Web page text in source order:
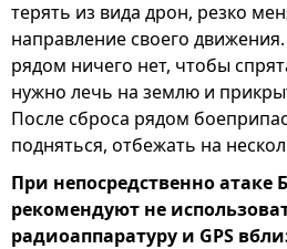
терять из вида дрон, резко
направление своего
рядом ничего нет, чтобы
нужно лечь на землю и
После сброса рядом
подняться, отбежать на
При непосредственно атаке
рекомендуют не
радиоаппаратуру и GPS